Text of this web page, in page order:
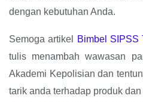
dengan kebutuhan Anda.
Semoga artikel Bimbel SIPSS
tulis menambah wawasan
Akademi Kepolisian dan
tarik anda terhadap produk